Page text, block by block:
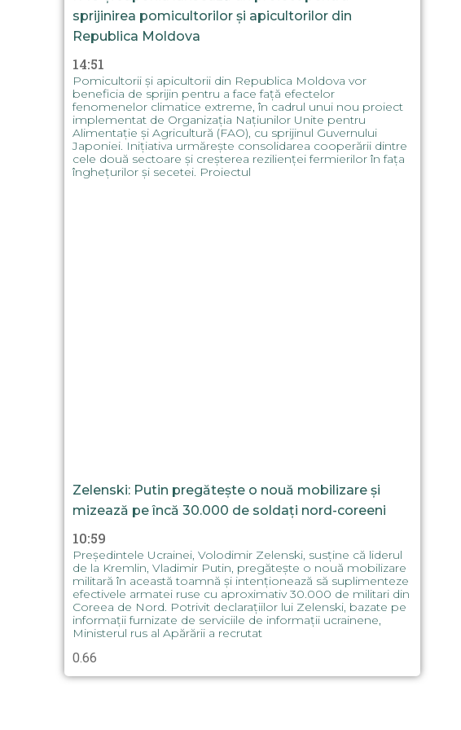
sprijinirea pomicultorilor și apicultorilor din
Republica Moldova
14:51
Pomicultorii și apicultorii din Republica Moldova vor
beneficia de sprijin pentru a face față efectelor
fenomenelor climatice extreme, în cadrul unui nou proiect
implementat de Organizația Națiunilor Unite pentru
Alimentație și Agricultură (FAO), cu sprijinul Guvernului
Japoniei. Inițiativa urmărește consolidarea cooperării dintre
cele două sectoare și creșterea rezilienței fermierilor în fața
înghețurilor și secetei. Proiectul
Zelenski: Putin pregătește o nouă mobilizare și
mizează pe încă 30.000 de soldați nord-coreeni
10:59
Președintele Ucrainei, Volodimir Zelenski, susține că liderul
de la Kremlin, Vladimir Putin, pregătește o nouă mobilizare
militară în această toamnă și intenționează să suplimenteze
efectivele armatei ruse cu aproximativ 30.000 de militari din
Coreea de Nord. Potrivit declarațiilor lui Zelenski, bazate pe
informații furnizate de serviciile de informații ucrainene,
Ministerul rus al Apărării a recrutat